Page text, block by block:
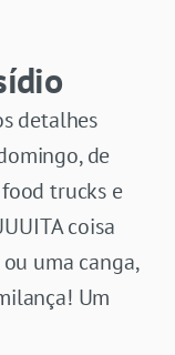
detalhes
de
trucks e
coisa
uma canga,
Um